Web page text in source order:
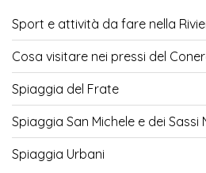
Sport e attività da fare nella
Cosa visitare nei pressi del
Spiaggia del Frate
Spiaggia San Michele e dei Sassi
Spiaggia Urbani